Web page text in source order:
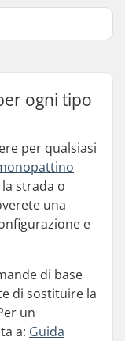
ogni tipo
per qualsiasi
strada o
una
e
di base
di sostituire la
un
a: Guida